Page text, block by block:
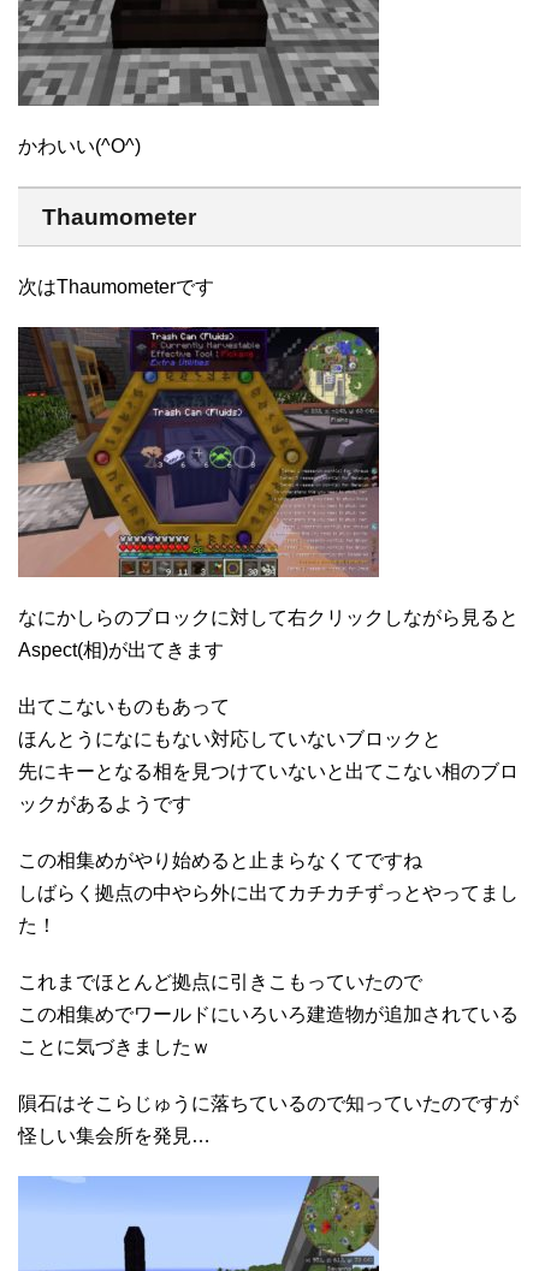
かわいい(^O^)
Thaumometer
次はThaumometerです
なにかしらのブロックに対して右クリックしながら見ると
Aspect(相)が出てきます
出てこないものもあって
ほんとうになにもない対応していないブロックと
先にキーとなる相を見つけていないと出てこない相のブロ
ックがあるようです
この相集めがやり始めると止まらなくてですね
しばらく拠点の中やら外に出てカチカチずっとやってまし
た！
これまでほとんど拠点に引きこもっていたので
この相集めでワールドにいろいろ建造物が追加されている
ことに気づきましたｗ
隕石はそこらじゅうに落ちているので知っていたのですが
怪しい集会所を発見…